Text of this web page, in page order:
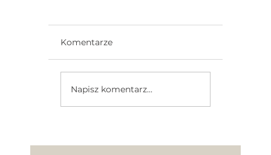
Jak Oszczędzać Każdego Roku?
Komentarze
Napisz komentarz...